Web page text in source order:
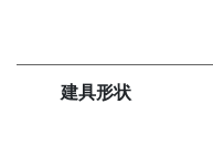
建具形状